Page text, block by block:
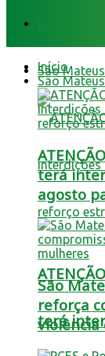
São Mateus
terá
Início
São Mateus
terá
agosto
São
reforça
violência